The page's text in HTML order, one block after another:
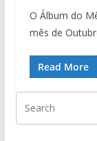
O Álbum do
mês de
Read More